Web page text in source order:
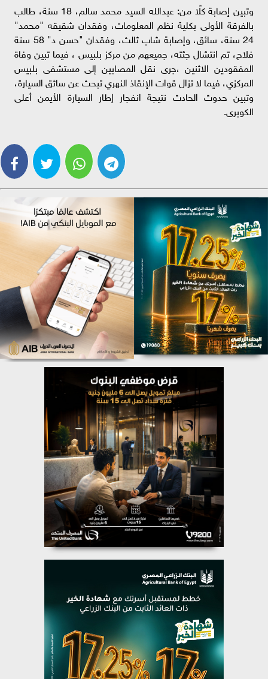
وتبين إصابة كلًا من: عبدالله السيد محمد سالم، 18 سنة، طالب
بالفرقة الأولى بكلية نظم المعلومات، وفقدان شقيقه "محمد"
24 سنة، سائق، وإصابة شاب ثالث، وفقدان "حسن د" 58 سنة
فلاح، تم انتشال جثته، جميعهم من مركز بلبيس ، فيما تبين وفاة
المفقودين الاثنين ،جرى نقل المصابين إلى مستشفى بلبيس
المركزي، فيما لا تزال قوات الإنقاذ النهري تبحث عن سائق السيارة،
وتبين حدوث الحادث نتيجة انفجار إطار السيارة الأيمن أعلى
الكوبرى.